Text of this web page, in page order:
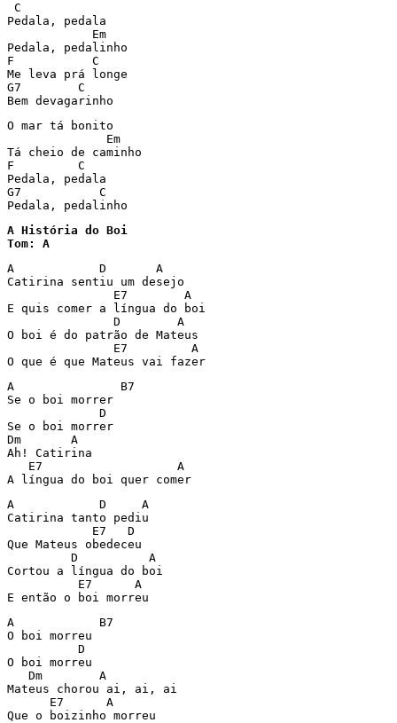
C
Pedala, pedala
            Em
Pedala, pedalinho
F           C
Me leva prá longe
G7        C
Bem devagarinho
O mar tá bonito
              Em
Tá cheio de caminho
F         C
Pedala, pedala
G7           C
Pedala, pedalinho
A História do Boi
Tom: A
A            D       A
Catirina sentiu um desejo
               E7        A
E quis comer a língua do boi
               D        A
O boi é do patrão de Mateus
               E7         A
O que é que Mateus vai fazer
A               B7
Se o boi morrer
             D
Se o boi morrer
Dm       A
Ah! Catirina
   E7                   A
A língua do boi quer comer
A            D     A
Catirina tanto pediu
            E7   D
Que Mateus obedeceu
         D          A
Cortou a língua do boi
          E7      A
E então o boi morreu
A            B7
O boi morreu
          D
O boi morreu
   Dm        A
Mateus chorou ai, ai, ai
      E7      A
Que o boizinho morreu